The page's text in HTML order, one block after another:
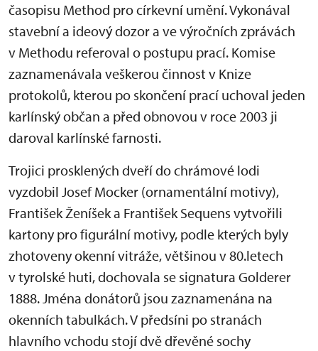
časopisu Method pro církevní umění. Vykonával
stavební a ideový dozor a ve výročních zprávách
v Methodu referoval o postupu prací. Komise
zaznamenávala veškerou činnost v Knize
protokolů, kterou po skončení prací uchoval jeden
karlínský občan a před obnovou v roce 2003 ji
daroval karlínské farnosti.
Trojici prosklených dveří do chrámové lodi
vyzdobil Josef Mocker (ornamentální motivy),
František Ženíšek a František Sequens vytvořili
kartony pro figurální motivy, podle kterých byly
zhotoveny okenní vitráže, většinou v 80.letech
v tyrolské huti, dochovala se signatura Golderer
1888. Jména donátorů jsou zaznamenána na
okenních tabulkách. V předsíni po stranách
hlavního vchodu stojí dvě dřevěné sochy